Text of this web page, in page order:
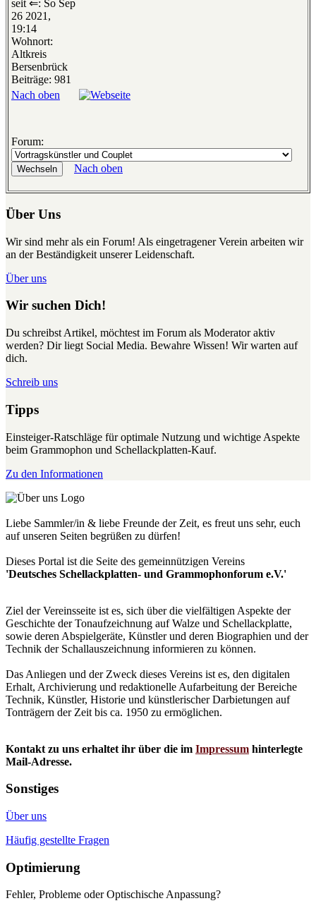
seit ⇐: So Sep
26 2021,
19:14
Wohnort:
Altkreis
Bersenbrück
Beiträge: 981
Nach oben
Forum:
Nach oben
Über Uns
Wir sind mehr als ein Forum! Als eingetragener Verein arbeiten wir
an der Beständigkeit unserer Leidenschaft.
Über uns
Wir suchen Dich!
Du schreibst Artikel, möchtest im Forum als Moderator aktiv
werden? Dir liegt Social Media. Bewahre Wissen! Wir warten auf
dich.
Schreib uns
Tipps
Einsteiger-Ratschläge für optimale Nutzung und wichtige Aspekte
beim Grammophon und Schellackplatten-Kauf.
Zu den Informationen
Liebe Sammler/in & liebe Freunde der Zeit, es freut uns sehr, euch
auf unseren Seiten begrüßen zu dürfen!
Dieses Portal ist die Seite des gemeinnützigen Vereins
'Deutsches Schellackplatten- und Grammophonforum e.V.'
Ziel der Vereinsseite ist es, sich über die vielfältigen Aspekte der
Geschichte der Tonaufzeichnung auf Walze und Schellackplatte,
sowie deren Abspielgeräte, Künstler und deren Biographien und der
Technik der Schallauszeichnung informieren zu können.
Das Anliegen und der Zweck dieses Vereins ist es, den digitalen
Erhalt, Archivierung und redaktionelle Aufarbeitung der Bereiche
Technik, Künstler, Historie und künstlerischer Darbietungen auf
Tonträgern der Zeit bis ca. 1950 zu ermöglichen.
Kontakt zu uns erhaltet ihr über die im Impressum hinterlegte
Mail-Adresse.
Sonstiges
Über uns
Häufig gestellte Fragen
Optimierung
Fehler, Probleme oder Optischische Anpassung?